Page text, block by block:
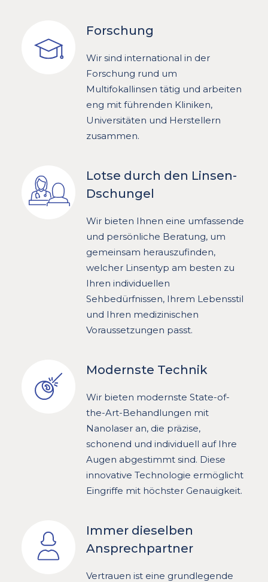
Forschung
Wir sind international in der
Forschung rund um
Multifokallinsen tätig und arbeiten
eng mit führenden Kliniken,
Universitäten und Herstellern
zusammen.
Lotse durch den Linsen-
Dschungel
Wir bieten Ihnen eine umfassende
und persönliche Beratung, um
gemeinsam herauszufinden,
welcher Linsentyp am besten zu
Ihren individuellen
Sehbedürfnissen, Ihrem Lebensstil
und Ihren medizinischen
Voraussetzungen passt.
Modernste Technik
Wir bieten modernste State-of-
the-Art-Behandlungen mit
Nanolaser an, die präzise,
schonend und individuell auf Ihre
Augen abgestimmt sind. Diese
innovative Technologie ermöglicht
Eingriffe mit höchster Genauigkeit.
Immer dieselben
Ansprechpartner
Vertrauen ist eine grundlegende